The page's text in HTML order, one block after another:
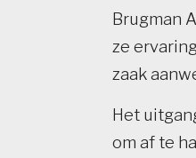
Brugman
ze
zaak
Het
om af te